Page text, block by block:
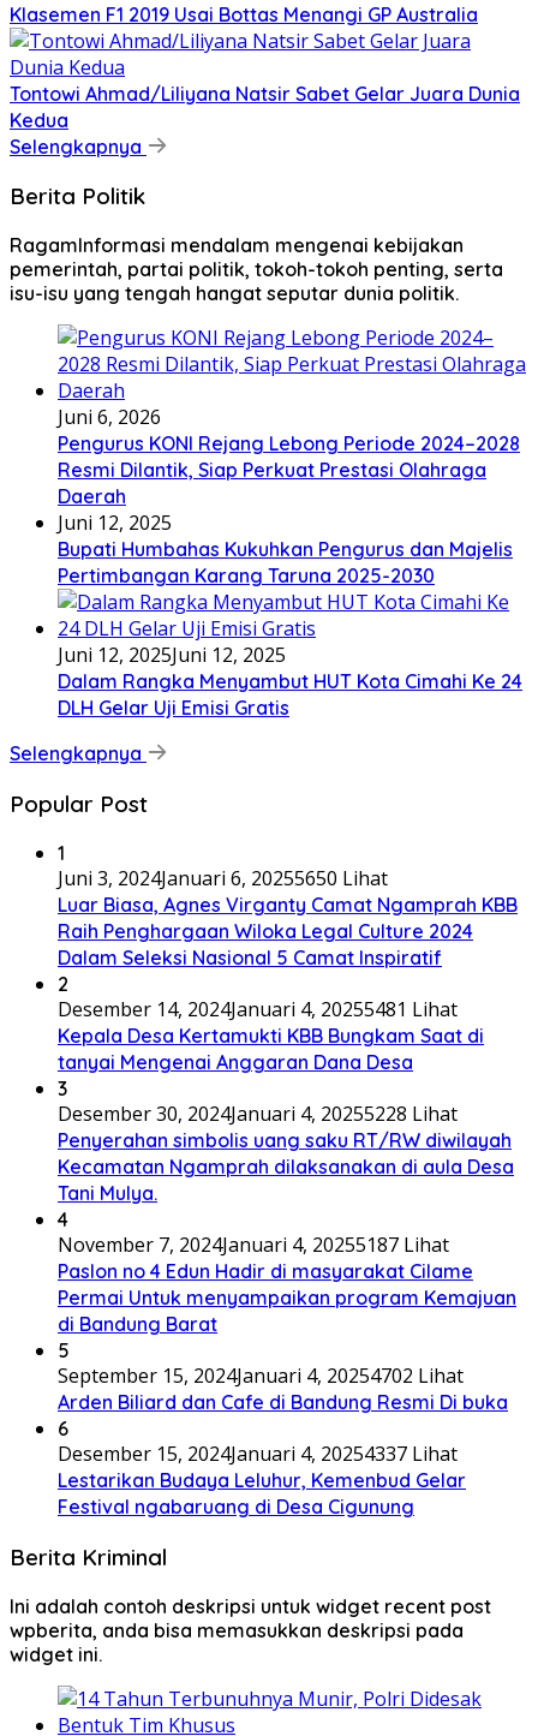
Klasemen F1 2019 Usai Bottas Menangi GP Australia
Tontowi Ahmad/Liliyana Natsir Sabet Gelar Juara Dunia
Kedua
Selengkapnya
Berita Politik
RagamInformasi mendalam mengenai kebijakan
pemerintah, partai politik, tokoh-tokoh penting, serta
isu-isu yang tengah hangat seputar dunia politik.
Juni 6, 2026
Pengurus KONI Rejang Lebong Periode 2024–2028
Resmi Dilantik, Siap Perkuat Prestasi Olahraga
Daerah
Juni 12, 2025
Bupati Humbahas Kukuhkan Pengurus dan Majelis
Pertimbangan Karang Taruna 2025-2030
Juni 12, 2025Juni 12, 2025
Dalam Rangka Menyambut HUT Kota Cimahi Ke 24
DLH Gelar Uji Emisi Gratis
Selengkapnya
Popular Post
1
Juni 3, 2024Januari 6, 20255650 Lihat
Luar Biasa, Agnes Virganty Camat Ngamprah KBB
Raih Penghargaan Wiloka Legal Culture 2024
Dalam Seleksi Nasional 5 Camat Inspiratif
2
Desember 14, 2024Januari 4, 20255481 Lihat
Kepala Desa Kertamukti KBB Bungkam Saat di
tanyai Mengenai Anggaran Dana Desa
3
Desember 30, 2024Januari 4, 20255228 Lihat
Penyerahan simbolis uang saku RT/RW diwilayah
Kecamatan Ngamprah dilaksanakan di aula Desa
Tani Mulya.
4
November 7, 2024Januari 4, 20255187 Lihat
Paslon no 4 Edun Hadir di masyarakat Cilame
Permai Untuk menyampaikan program Kemajuan
di Bandung Barat
5
September 15, 2024Januari 4, 20254702 Lihat
Arden Biliard dan Cafe di Bandung Resmi Di buka
6
Desember 15, 2024Januari 4, 20254337 Lihat
Lestarikan Budaya Leluhur, Kemenbud Gelar
Festival ngabaruang di Desa Cigunung
Berita Kriminal
Ini adalah contoh deskripsi untuk widget recent post
wpberita, anda bisa memasukkan deskripsi pada
widget ini.